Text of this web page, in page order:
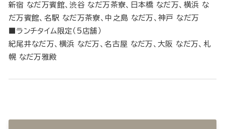
新宿 なだ万賓館、渋谷 なだ万茶寮、日本橋 なだ万、横浜 な
だ万賓館、名駅 なだ万茶寮、中之島 なだ万、神戸 なだ万
■ランチタイム限定（5店舗）
紀尾井なだ万、横浜 なだ万、名古屋 なだ万、大阪 なだ万、札
幌 なだ万雅殿